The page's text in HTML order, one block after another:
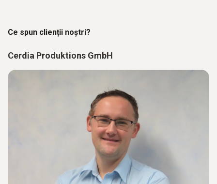
Ce spun clienții noștri?
Cerdia Produktions GmbH